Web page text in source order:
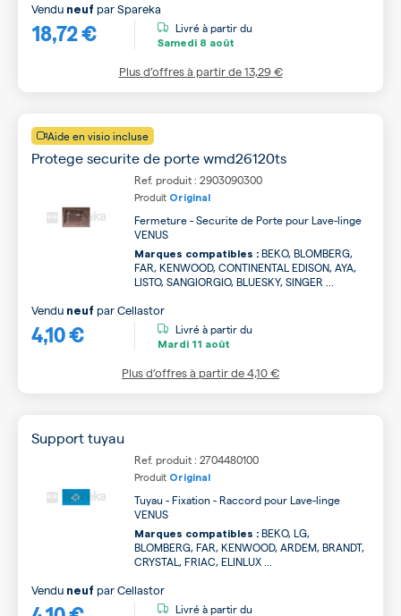
18,72 €
Vendu neuf parSpareka
Livré à partir du
Samedi 8 août
Plus d’offres à partir de13,29 €
Aide en visio incluse
Protege securite de porte wmd26120ts
Ref. produit : 2903090300
Produit Original
Fermeture - Securite de Porte pour Lave-linge
VENUS
Marques compatibles : BEKO, BLOMBERG,
FAR, KENWOOD, CONTINENTAL EDISON, AYA,
LISTO, SANGIORGIO, BLUESKY, SINGER ...
4,10 €
Vendu neuf parCellastor
Livré à partir du
Mardi 11 août
Plus d’offres à partir de4,10 €
Support tuyau
Ref. produit : 2704480100
Produit Original
Tuyau - Fixation - Raccord pour Lave-linge
VENUS
Marques compatibles : BEKO, LG,
BLOMBERG, FAR, KENWOOD, ARDEM, BRANDT,
CRYSTAL, FRIAC, ELINLUX ...
Vendu neuf parCellastor
Livré à partir du